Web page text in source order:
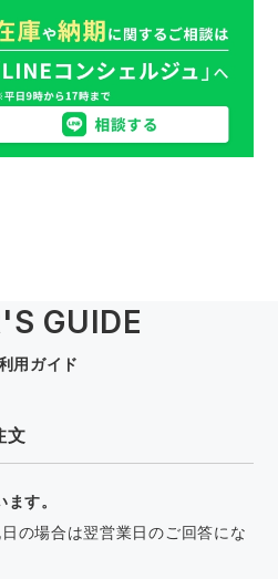
GUIDE
用ガイド
文
す。
の場合は翌営業日のご回答にな